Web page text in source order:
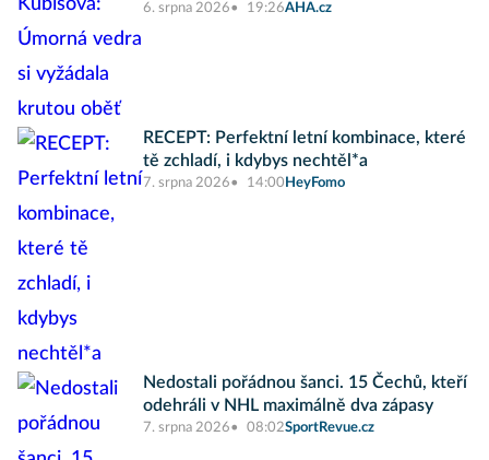
6. srpna 2026 19:26AHA.cz
RECEPT: Perfektní letní kombinace, které
tě zchladí, i kdybys nechtěl*a
7. srpna 2026 14:00 HeyFomo
Nedostali pořádnou šanci. 15 Čechů, kteří
odehráli v NHL maximálně dva zápasy
7. srpna 2026 08:02SportRevue.cz